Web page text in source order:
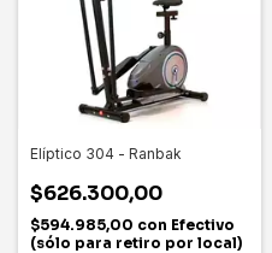
Elíptico 304 - Ranbak
$626.300,00
$594.985,00 con Efectivo
(sólo para retiro por local)